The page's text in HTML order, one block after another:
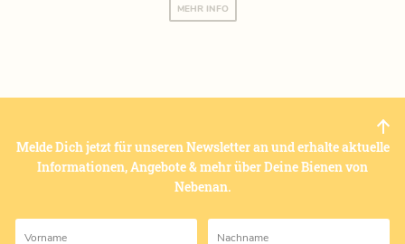
MEHR INFO
Melde Dich jetzt für unseren Newsletter an und erhalte aktuelle
Informationen, Angebote & mehr über Deine Bienen von
Nebenan.